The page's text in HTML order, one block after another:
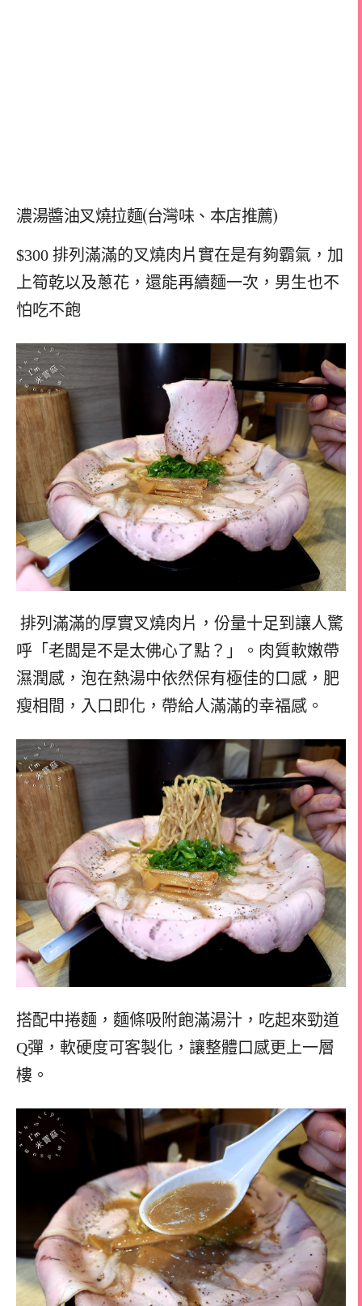
濃湯醬油叉燒拉麵(台灣味、本店推薦)
$300 排列滿滿的叉燒肉片實在是有夠霸氣，加
上筍乾以及蔥花，還能再續麵一次，男生也不
怕吃不飽
排列滿滿的厚實叉燒肉片，份量十足到讓人驚
呼「老闆是不是太佛心了點？」。肉質軟嫩帶
濕潤感，泡在熱湯中依然保有極佳的口感，肥
瘦相間，入口即化，帶給人滿滿的幸福感。
搭配中捲麵，麵條吸附飽滿湯汁，吃起來勁道
Q彈，軟硬度可客製化，讓整體口感更上一層
樓。